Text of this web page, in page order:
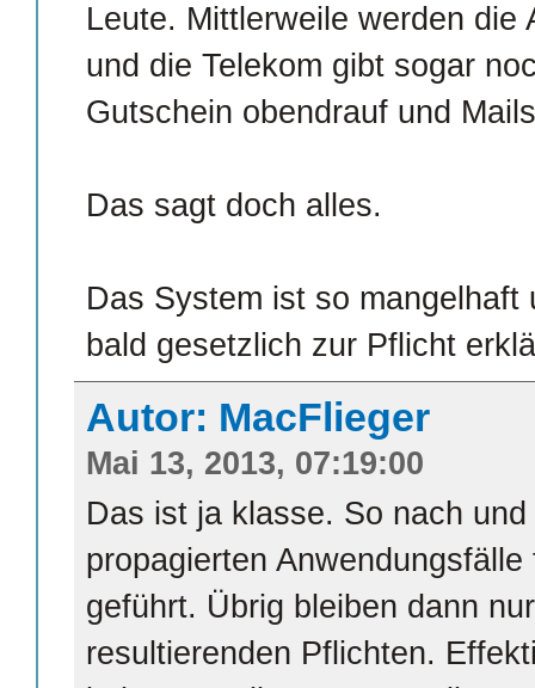
Leute. Mittlerweile werden die
und die Telekom gibt sogar
Gutschein obendrauf und
Das sagt doch alles.
Das System ist so
bald gesetzlich zur Pflicht
Autor: MacFlieger
Mai 13, 2013, 07:19:00
Das ist ja klasse. So nach
propagierten
geführt. Übrig bleiben dann
resultierenden Pflichten.